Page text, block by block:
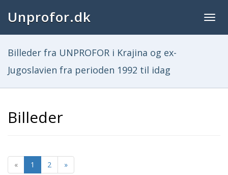
Unprofor.dk
Billeder fra UNPROFOR i Krajina og ex-
Jugoslavien fra perioden 1992 til idag
Billeder
« 1 2 »